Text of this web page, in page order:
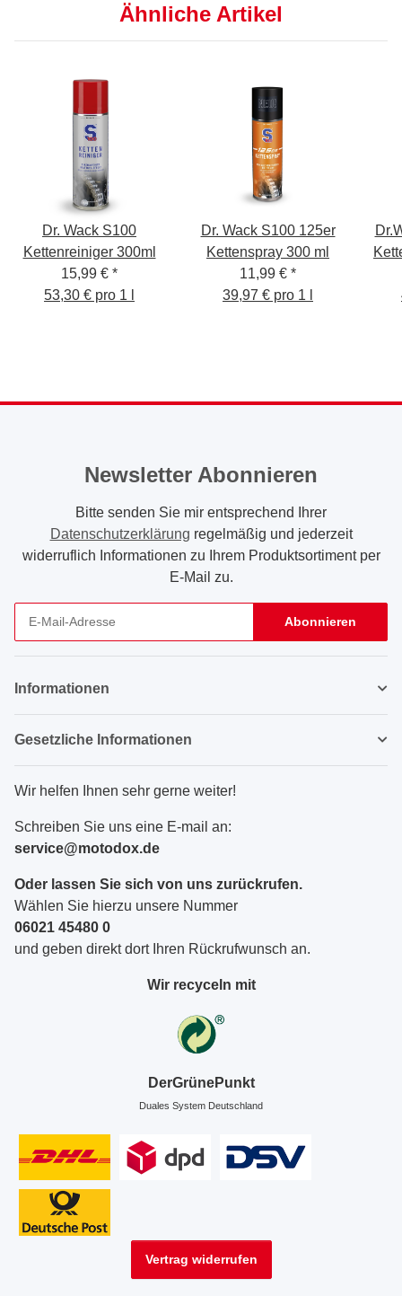
Ähnliche Artikel
Dr. Wack S100
Kettenreiniger 300ml
15,99 € *
53,30 € pro 1 l
Dr. Wack S100 125er
Kettenspray 300 ml
11,99 € *
39,97 € pro 1 l
Newsletter Abonnieren
Bitte senden Sie mir entsprechend Ihrer
Datenschutzerklärung regelmäßig und jederzeit
widerruflich Informationen zu Ihrem Produktsortiment per
E-Mail zu.
Abonnieren
Informationen
Gesetzliche Informationen
Wir helfen Ihnen sehr gerne weiter!
Schreiben Sie uns eine E-mail an:
service@motodox.de
Oder lassen Sie sich von uns zurückrufen.
Wählen Sie hierzu unsere Nummer
06021 45480 0
und geben direkt dort Ihren Rückrufwunsch an.
Wir recyceln mit
DerGrünePunkt
Duales System Deutschland
Vertrag widerrufen